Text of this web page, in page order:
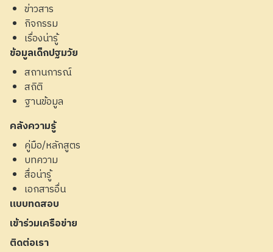
ข่าวสาร
กิจกรรม
เรื่องน่ารู้
ข้อมูลเด็กปฐมวัย
สถานการณ์
สถิติ
ฐานข้อมูล
คลังความรู้
คู่มือ/หลักสูตร
บทความ
สื่อน่ารู้
เอกสารอื่น
แบบทดสอบ
เข้าร่วมเครือข่าย
ติดต่อเรา